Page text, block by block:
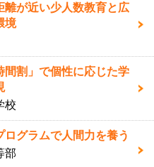
離が近い少人数教育と広
境
間割」で個性に応じた学
校
ログラムで人間力を養う
部